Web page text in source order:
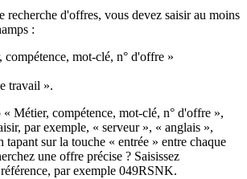
recherche d'offres, vous devez saisir au moins
:
compétence, mot-clé, n° d'offre »
travail ».
« Métier, compétence, mot-clé, n° d'offre »,
par exemple, « serveur », « anglais »,
tapant sur la touche « entrée » entre chaque
une offre précise ? Saisissez
par exemple 049RSNK.